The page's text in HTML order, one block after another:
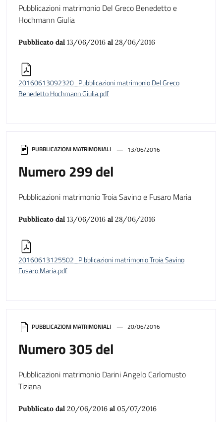
PUBBLICAZIONI MATRIMONIALI 20/06/2016
Numero 305 del
Pubblicazioni matrimonio Darini Angelo Carlomusto
Tiziana
Pubblicato dal 20/06/2016 al 05/07/2016
PUBBLICAZIONI MATRIMONIALI 13/06/2016
Numero 299 del
Pubblicazioni matrimonio Troia Savino e Fusaro Maria
Pubblicato dal 13/06/2016 al 28/06/2016
20160613125502_Pibblicazioni matrimonio Troia Savino
Fusaro Maria.pdf
Pubblicazioni matrimonio Del Greco Benedetto e
Hochmann Giulia
Pubblicato dal 13/06/2016 al 28/06/2016
20160613092320_Pubblicazioni matrimonio Del Greco
Benedetto Hochmann Giulia.pdf